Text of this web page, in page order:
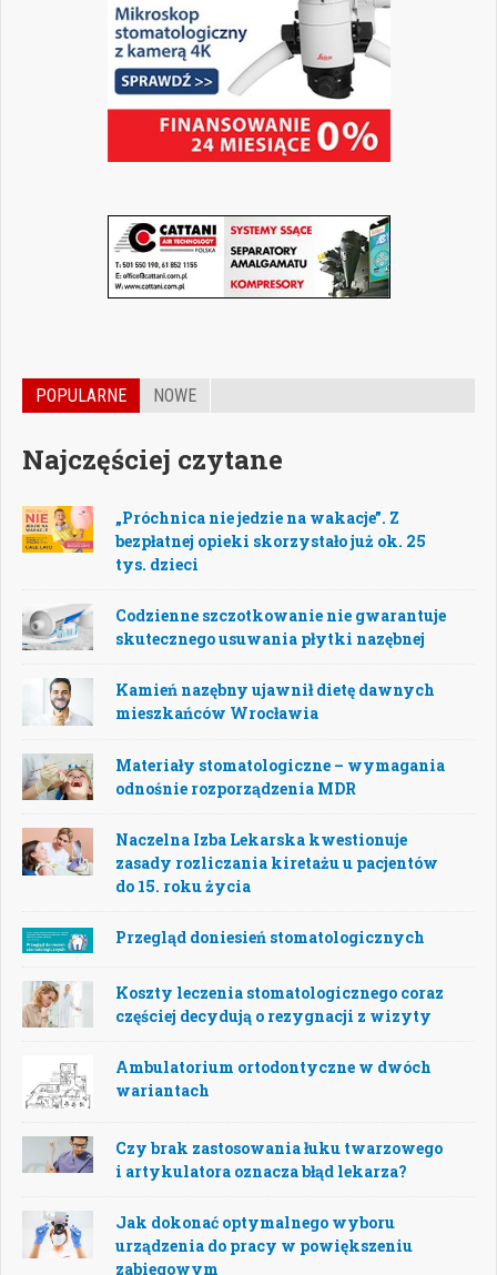
POPULARNE NOWE
Najczęściej czytane
„Próchnica nie jedzie na wakacje”. Z
bezpłatnej opieki skorzystało już ok. 25
tys. dzieci
Codzienne szczotkowanie nie gwarantuje
skutecznego usuwania płytki nazębnej
Kamień nazębny ujawnił dietę dawnych
mieszkańców Wrocławia
Materiały stomatologiczne – wymagania
odnośnie rozporządzenia MDR
Naczelna Izba Lekarska kwestionuje
zasady rozliczania kiretażu u pacjentów
do 15. roku życia
Przegląd doniesień stomatologicznych
Koszty leczenia stomatologicznego coraz
częściej decydują o rezygnacji z wizyty
Ambulatorium ortodontyczne w dwóch
wariantach
Czy brak zastosowania łuku twarzowego
i artykulatora oznacza błąd lekarza?
Jak dokonać optymalnego wyboru
urządzenia do pracy w powiększeniu
zabiegowym